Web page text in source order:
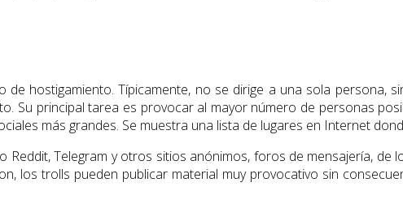
hostigamiento. Típicamente, no se dirige a una sola persona,
Su principal tarea es provocar al mayor número de personas
más grandes. Se muestra una lista de lugares en Internet
Reddit, Telegram y otros sitios anónimos, foros de mensajería,
los trolls pueden publicar material muy provocativo sin